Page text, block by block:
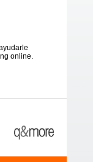
online.